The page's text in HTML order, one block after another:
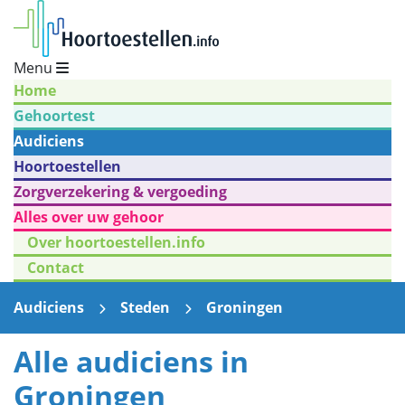
Menu
Home
Gehoortest
Audiciens
Hoortoestellen
Zorgverzekering & vergoeding
Alles over uw gehoor
Over hoortoestellen.info
Contact
Audiciens
Steden Groningen
Alle audiciens in
Groningen